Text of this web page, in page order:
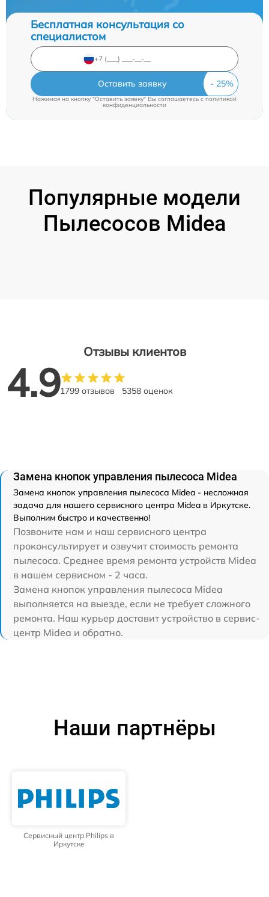
Бесплатная консультация со
специалистом
Оставить заявку
Нажимая на кнопку "Оставить заявку" Вы соглашаетесь cполитикой
конфиденциальности
Популярные модели
Пылесосов Midea
Отзывы клиентов
4.91799 отзывов 5358 оценок
Замена кнопок управления пылесоса Midea
Замена кнопок управления пылесоса Midea - несложная
задача для нашего сервисного центра Midea в Иркутске.
Выполним быстро и качественно!
Позвоните нам и наш сервисного центра
проконсультирует и озвучит стоимость ремонта
пылесоса. Среднее время ремонта устройств Midea
в нашем сервисном - 2 часа.
Замена кнопок управления пылесоса Midea
выполняется на выезде, если не требует сложного
ремонта. Наш курьер доставит устройство в сервис-
центр Midea и обратно.
Наши партнёры
Сервисный центр Philips в
Иркутске